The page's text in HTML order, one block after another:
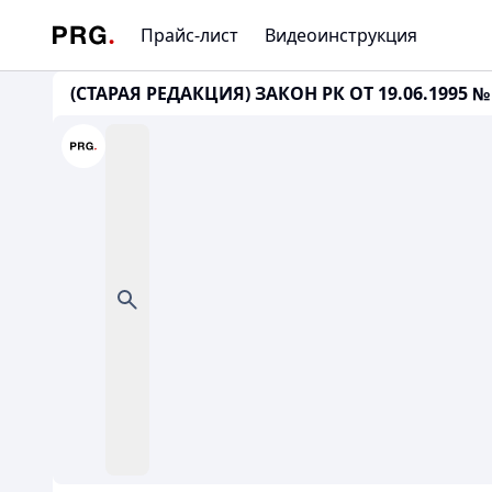
Прайс-лист Видеоинструкция
(СТАРАЯ РЕДАКЦИЯ) ЗАКОН РК ОТ 19.06.1995 №